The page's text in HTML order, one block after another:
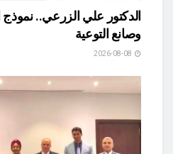
الدكتور علي الزرعي.. نموذج
وصانع التوعية